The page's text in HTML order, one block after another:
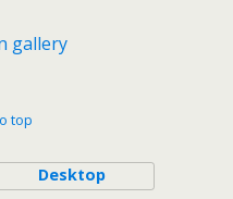
gallery
top
Desktop